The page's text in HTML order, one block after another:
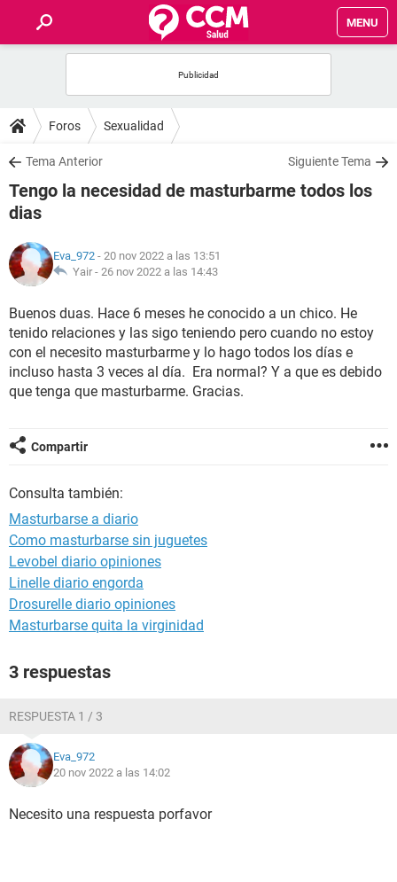
MENU
FOROS
SALUD
FAMILIA
NUTRICIÓN
SEXUALIDAD
GLOSARIO
Foros Sexualidad
Tema Anterior Siguiente Tema
Tengo la necesidad de masturbarme todos los
dias
Eva_972 - 20 nov 2022 a las 13:51
Yair - 26 nov 2022 a las 14:43
Buenos duas. Hace 6 meses he conocido a un chico. He
tenido relaciones y las sigo teniendo pero cuando no estoy
con el necesito masturbarme y lo hago todos los días e
incluso hasta 3 veces al día. Era normal? Y a que es debido
que tenga que masturbarme. Gracias.
Compartir
Consulta también:
Masturbarse a diario
Como masturbarse sin juguetes
Levobel diario opiniones
Linelle diario engorda
Drosurelle diario opiniones
Masturbarse quita la virginidad
3 respuestas
RESPUESTA 1 / 3
Eva_972
20 nov 2022 a las 14:02
Necesito una respuesta porfavor